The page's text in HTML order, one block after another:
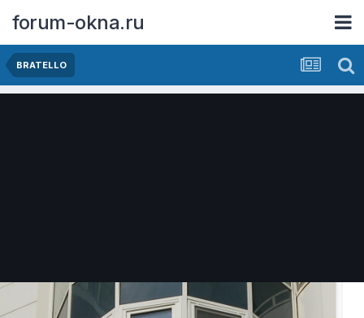
forum-okna.ru
BRATELLO